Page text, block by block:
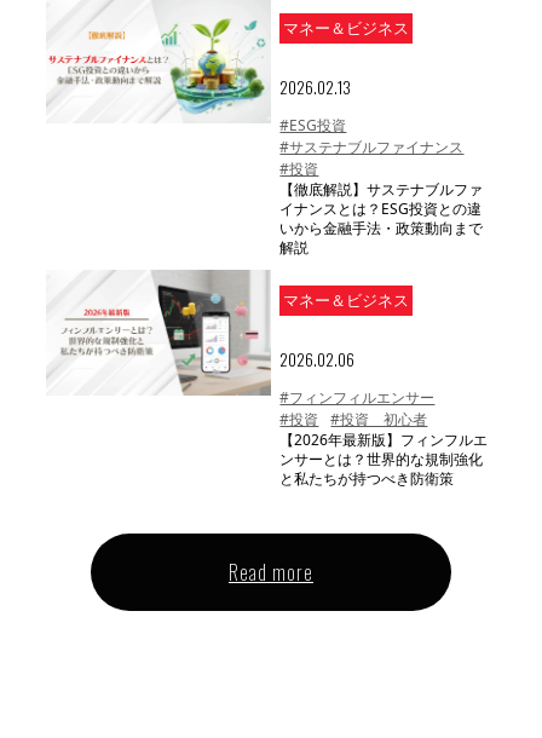
マネー＆ビジネス
2026.02.13
#ESG投資
#サステナブルファイナンス
#投資
【徹底解説】サステナブルファ
イナンスとは？ESG投資との違
いから金融手法・政策動向まで
解説
マネー＆ビジネス
2026.02.06
#フィンフィルエンサー
#投資
#投資 初心者
【2026年最新版】フィンフルエ
ンサーとは？世界的な規制強化
と私たちが持つべき防衛策
Read more